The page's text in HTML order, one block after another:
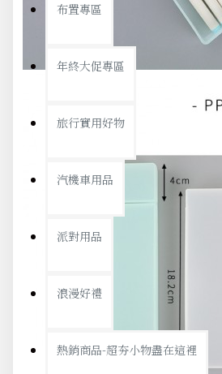
布置專區
年終大促專區
旅行實用好物
汽機車用品
派對用品
浪漫好禮
熱銷商品-超夯小物盡在這裡